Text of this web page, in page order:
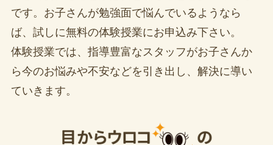
です。お子さんが勉強面で悩んでいるようなら
ば、試しに無料の体験授業にお申込み下さい。
体験授業では、指導豊富なスタッフがお子さんか
ら今のお悩みや不安などを引き出し、解決に導い
ていきます。